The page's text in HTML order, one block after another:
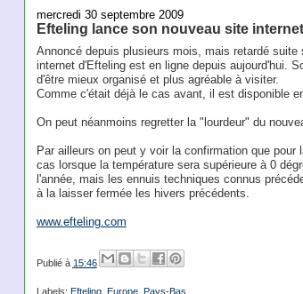
mercredi 30 septembre 2009
Efteling lance son nouveau site internet
Annoncé depuis plusieurs mois, mais retardé
internet d'Efteling est en ligne depuis aujourd'hui.
d'être mieux organisé et plus agréable à visiter.
Comme c'était déjà le cas avant, il est disponible
On peut néanmoins regretter la "lourdeur" du
Par ailleurs on peut y voir la confirmation que
cas lorsque la température sera supérieure à 0
l'année, mais les ennuis techniques connus
à la laisser fermée les hivers précédents.
www.efteling.com
Publié à 15:46
Labels: Efteling, Europe, Pays-Bas